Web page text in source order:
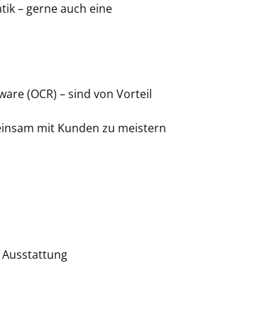
– gerne auch eine
(OCR) – sind von Vorteil
mit Kunden zu meistern